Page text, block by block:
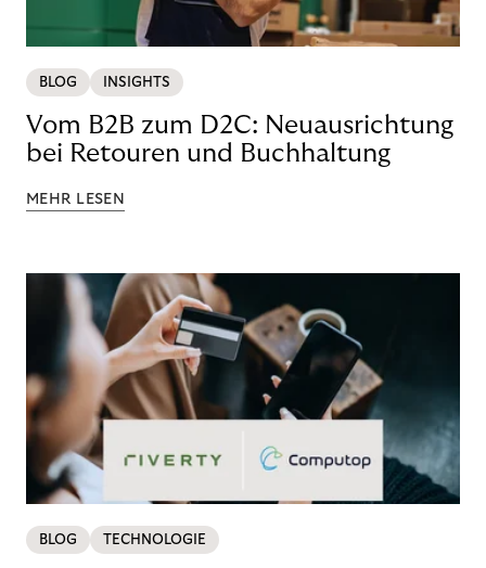
BLOG INSIGHTS
Vom B2B zum D2C: Neuausrichtung
bei Retouren und Buchhaltung
MEHR LESEN
BLOG TECHNOLOGIE